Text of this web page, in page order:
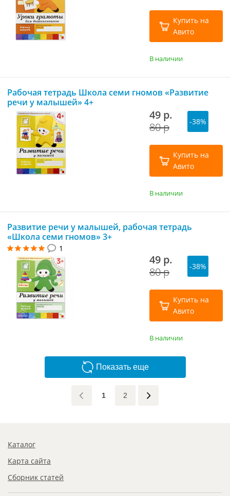
Купить на
Авито
В наличии
Рабочая тетрадь Школа семи гномов «Развитие
речи у малышей» 4+
49 р.
80 р
-38%
Купить на
Авито
В наличии
Развитие речи у малышей, рабочая тетрадь
«Школа семи гномов» 3+
1
49 р.
80 р
-38%
Купить на
Авито
В наличии
Показать еще
1 2
Каталог
Карта сайта
Сборник статей